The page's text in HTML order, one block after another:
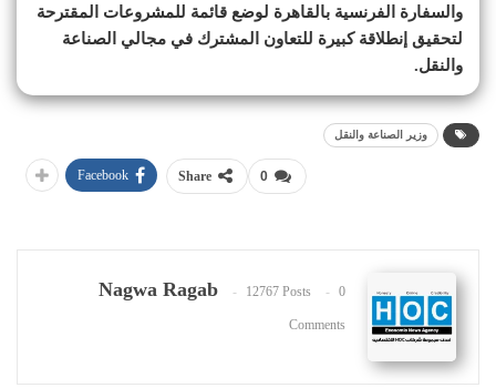
والسفارة الفرنسية بالقاهرة لوضع قائمة للمشروعات المقترحة
لتحقيق إنطلاقة كبيرة للتعاون المشترك في مجالي الصناعة
والنقل.
وزير الصناعة والنقل
0
Share
Facebook
Nagwa Ragab 12767 Posts 0
Comments